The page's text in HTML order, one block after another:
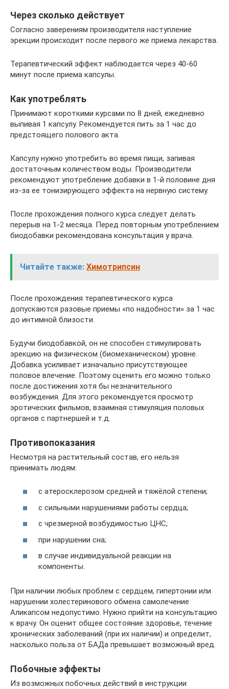
Через сколько действует
Согласно заверениям производителя наступление
эрекции происходит после первого же приема лекарства.
Терапевтический эффект наблюдается через 40-60
минут после приема капсулы.
Как употреблять
Принимают короткими курсами по 8 дней, ежедневно
выпивая 1 капсулу. Рекомендуется пить за 1 час до
предстоящего полового акта.
Капсулу нужно употребить во время пищи, запивая
достаточным количеством воды. Производители
рекомендуют употребление добавки в 1-й половине дня
из-за ее тонизирующего эффекта на нервную систему.
После прохождения полного курса следует делать
перерыв на 1-2 месяца. Перед повторным употреблением
биодобавки рекомендована консультация у врача.
Читайте также: Химотрипсин
После прохождения терапевтического курса
допускаются разовые приемы «по надобности» за 1 час
до интимной близости.
Будучи биодобавкой, он не способен стимулировать
эрекцию на физическом (биомеханическом) уровне.
Добавка усиливает изначально присутствующее
половое влечение. Поэтому оценить его можно только
после достижения хотя бы незначительного
возбуждения. Для этого рекомендуется просмотр
эротических фильмов, взаимная стимуляция половых
органов с партнершей и т.д.
Противопоказания
Несмотря на растительный состав, его нельзя
принимать людям:
с атеросклерозом средней и тяжёлой степени;
с сильными нарушениями работы сердца;
с чрезмерной возбудимостью ЦНС;
при нарушении сна;
в случае индивидуальной реакции на
компоненты.
При наличии любых проблем с сердцем, гипертонии или
нарушении холестеринового обмена самолечение
Аликапсом недопустимо. Нужно прийти на консультацию
к врачу. Он оценит общее состояние здоровье, течение
хронических заболеваний (при их наличии) и определит,
насколько польза от БАДа превышает возможный вред.
Побочные эффекты
Из возможных побочных действий в инструкции